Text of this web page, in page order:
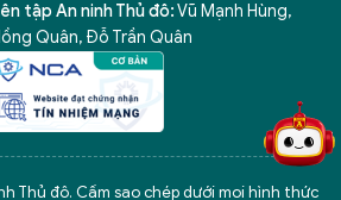
tập An ninh Thủ đô:Vũ Mạnh Hùng,
Quân, Đỗ Trần Quân
Thủ đô. Cấm sao chép dưới mọi hình thức
Nội giải pháp xử lý điểm nghẽn của